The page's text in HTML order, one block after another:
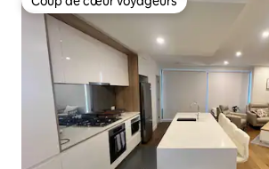
Coup de cœur voyageurs